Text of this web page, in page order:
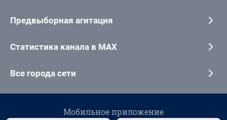
Предвыборная агитация
Статистика канала в MAX
Все города сети
Мобильное приложение